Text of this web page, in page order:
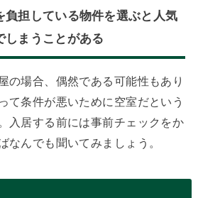
負担している物件を選ぶと人気
しまうことがある
の場合、偶然である可能性もあり
て条件が悪いために空室だという
入居する前には事前チェックをか
なんでも聞いてみましょう。